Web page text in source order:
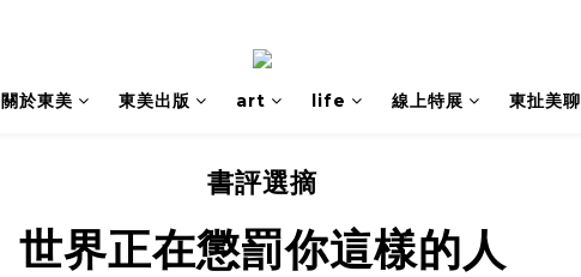
關於東美 東美出版 art life 線上特展 東扯美聊
書評選摘
世界正在懲罰你這樣的人